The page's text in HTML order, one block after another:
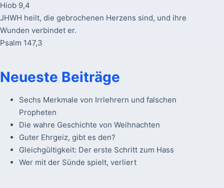
Hiob 9,4
JHWH heilt, die gebrochenen Herzens sind, und ihre
Wunden verbindet er.
Psalm 147,3
Neueste Beiträge
Sechs Merkmale von Irrlehrern und falschen
Propheten
Die wahre Geschichte von Weihnachten
Guter Ehrgeiz, gibt es den?
Gleichgültigkeit: Der erste Schritt zum Hass
Wer mit der Sünde spielt, verliert